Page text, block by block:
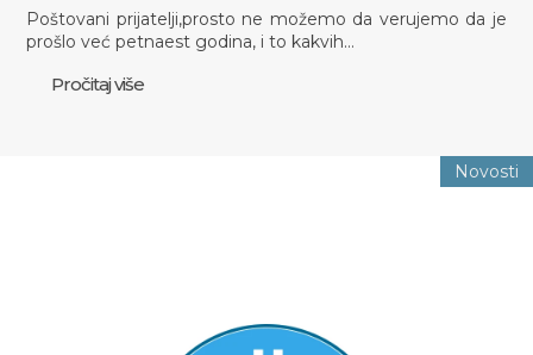
Poštovani prijatelji,prosto ne možemo da verujemo da je
prošlo već petnaest godina, i to kakvih…
Pročitaj više
Novosti